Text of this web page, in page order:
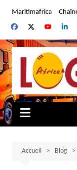
contenu
Maritimafrica
Accueil Blog